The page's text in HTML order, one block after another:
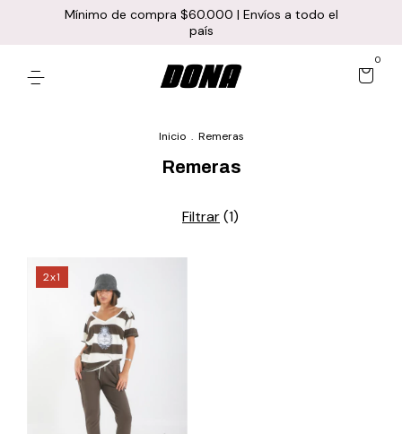
Mínimo de compra $60.000 | Envíos a todo el
país
0
Inicio . Remeras
Remeras
Filtrar(1)
2x1